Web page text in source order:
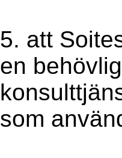
5. att
en
som